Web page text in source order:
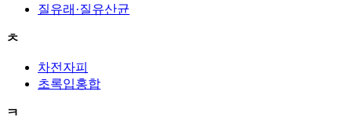
질유래·질유산균
ㅊ
차전자피
초록입홍합
ㅋ